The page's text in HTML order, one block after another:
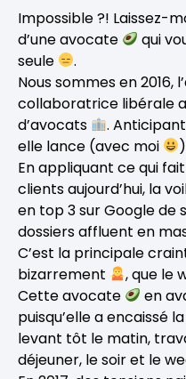
Impossible ?! Laissez-
d’une avocate
qui
seule
.
Nous sommes en 2016,
collaboratrice libérale
d’avocats
.
elle lance (avec moi
En appliquant ce qui
clients aujourd’hui, la
en top 3 sur Google de
dossiers affluent en
C’est la principale
bizarrement
, que le
Cette avocate
en
puisqu’elle a encaissé
levant tôt le matin,
déjeuner, le soir et le